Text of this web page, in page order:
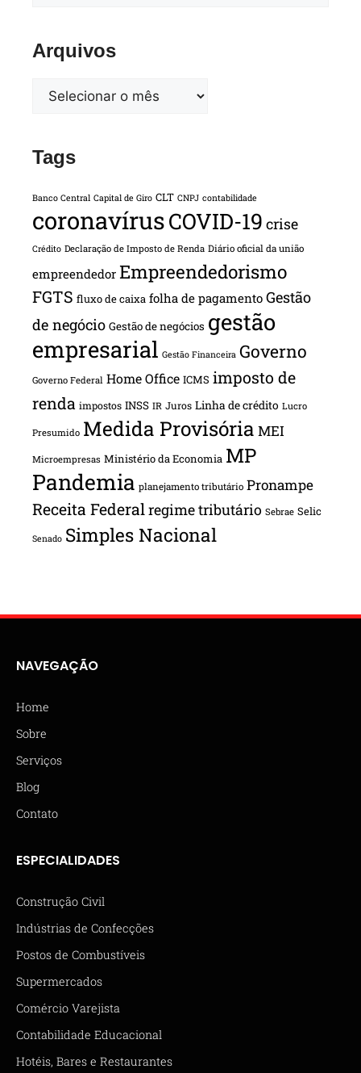
Arquivos
Tags
Banco Central Capital de Giro CLT CNPJ contabilidade
coronavírusCOVID-19 crise
Crédito Declaração de Imposto de Renda Diário oficial da união
empreendedor Empreendedorismo
FGTS fluxo de caixa folha de pagamento Gestão
de negócio Gestão de negócios gestão
empresarial Gestão Financeira Governo
Governo Federal Home Office ICMS imposto de
renda impostos INSS IR Juros Linha de crédito Lucro
Presumido Medida Provisória MEI
Microempresas Ministério da Economia MP
Pandemia planejamento tributário Pronampe
Receita Federalregime tributário Sebrae Selic
Senado Simples Nacional
NAVEGAÇÃO
Home
Sobre
Serviços
Blog
Contato
ESPECIALIDADES
Construção Civil
Indústrias de Confecções
Postos de Combustíveis
Supermercados
Comércio Varejista
Contabilidade Educacional
Hotéis, Bares e Restaurantes